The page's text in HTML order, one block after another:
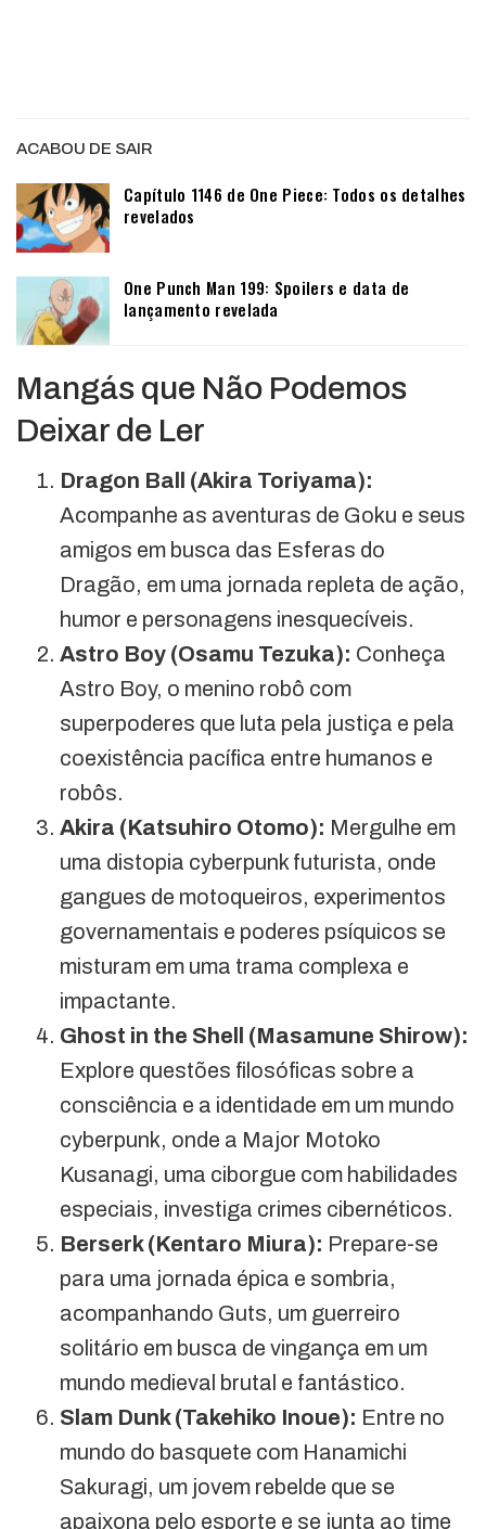
ACABOU DE SAIR
Capítulo 1146 de One Piece: Todos os detalhes
revelados
One Punch Man 199: Spoilers e data de
lançamento revelada
Mangás que Não Podemos
Deixar de Ler
Dragon Ball (Akira Toriyama):
Acompanhe as aventuras de Goku e seus
amigos em busca das Esferas do
Dragão, em uma jornada repleta de ação,
humor e personagens inesquecíveis.
Astro Boy (Osamu Tezuka): Conheça
Astro Boy, o menino robô com
superpoderes que luta pela justiça e pela
coexistência pacífica entre humanos e
robôs.
Akira (Katsuhiro Otomo): Mergulhe em
uma distopia cyberpunk futurista, onde
gangues de motoqueiros, experimentos
governamentais e poderes psíquicos se
misturam em uma trama complexa e
impactante.
Ghost in the Shell (Masamune Shirow):
Explore questões filosóficas sobre a
consciência e a identidade em um mundo
cyberpunk, onde a Major Motoko
Kusanagi, uma ciborgue com habilidades
especiais, investiga crimes cibernéticos.
Berserk (Kentaro Miura): Prepare-se
para uma jornada épica e sombria,
acompanhando Guts, um guerreiro
solitário em busca de vingança em um
mundo medieval brutal e fantástico.
Slam Dunk (Takehiko Inoue): Entre no
mundo do basquete com Hanamichi
Sakuragi, um jovem rebelde que se
apaixona pelo esporte e se junta ao time